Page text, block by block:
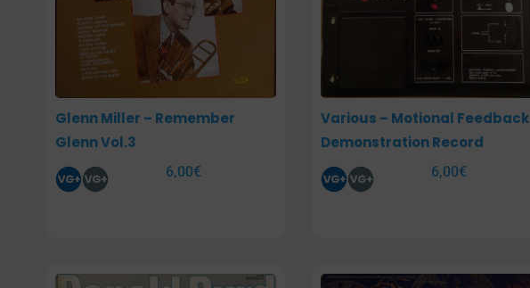
Glenn Miller – Remember
Glenn Vol.3
6,00€
Various – Motional Feedback
Demonstration Record
6,00€